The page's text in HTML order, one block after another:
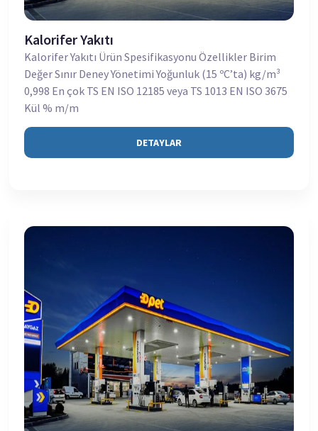
Kalorifer Yakıtı
Kalorifer Yakıtı Ürün Spesifikasyonu Özellikler Birim
Değer Sınır Deney Yönetimi Yoğunluk (15 ºC’ta) kg/m³
0,998 En çok TS EN ISO 12185 veya TS 1013 EN ISO 3675
Kül % m/m
DETAYLAR